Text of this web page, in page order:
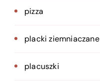
pizza
placki ziemniaczane
placuszki